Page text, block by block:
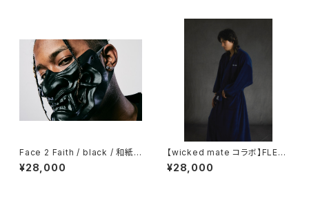
Face 2 Faith / black / 和紙 /
面 / 石見神楽フェイスギア
¥28,000
【wicked mate コラボ】FLEE
CE GOWN / navy
¥28,000